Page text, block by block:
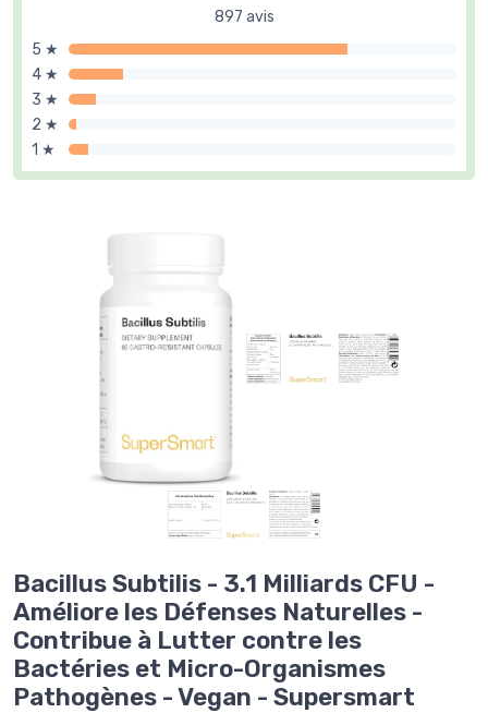
897 avis
5 ★
4 ★
3 ★
2 ★
1 ★
Bacillus Subtilis - 3.1 Milliards CFU -
Améliore les Défenses Naturelles -
Contribue à Lutter contre les
Bactéries et Micro-Organismes
Pathogènes - Vegan - Supersmart